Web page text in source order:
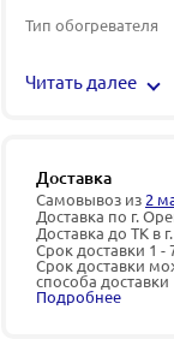
Тип обогревателя
Читать далее
Доставка
Самовывоз из 2
Доставка по г.
Доставка до ТК в
Срок доставки 1 -
Срок доставки
способа доставки
Подробнее